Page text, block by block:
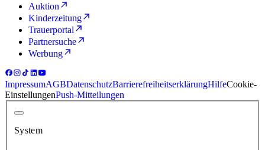
Auktion
Kinderzeitung
Trauerportal
Partnersuche
Werbung
ImpressumAGBDatenschutzBarrierefreiheitserklärungHilfeCookie-
EinstellungenPush-Mitteilungen
System